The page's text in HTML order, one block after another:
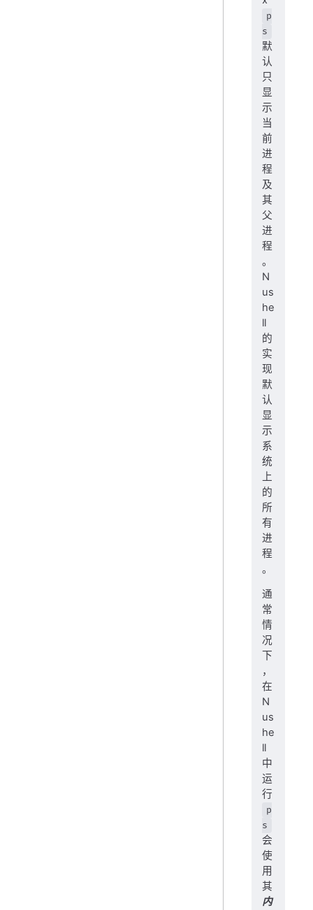
p
s
默
认
只
显
示
当
前
进
程
及
其
父
进
程
。
N
us
he
ll
的
实
现
默
认
显
示
系
统
上
的
所
有
进
程
。
通
常
情
况
下
，
在
N
us
he
ll
中
运
行
p
s
会
使
用
其
内